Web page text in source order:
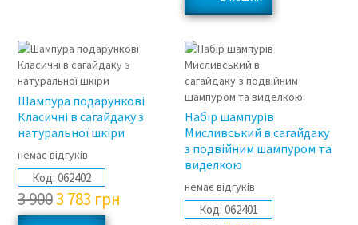
3%
Шампура подарункові
Класичні в сагайдаку з
натуральної шкіри
немає відгуків
Код: 062402
3 9003 783 грн
Набір шампурів
Мисливський в сагайдаку
з подвійним шампуром та
виделкою
немає відгуків
Код: 062401